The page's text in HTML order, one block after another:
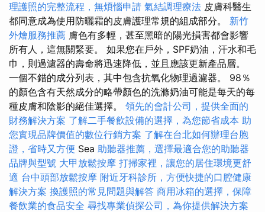
理護照的完整流程，無煩惱申請 氣結調理療法 皮膚科醫生
都同意成為使用防曬霜的皮膚護理常規的組成部分。 新竹
外燴服務推薦 膚色有多輕，甚至黑暗的陽光損害都會影響
所有人，這無關緊要。 如果您在戶外，SPF奶油，汗水和毛
巾，則過濾器的壽命將迅速降低，並且應該更新產品層。
一個不錯的成分列表，其中包含抗氧化物理過濾器。 98％
的顏色含有天然成分的略帶顏色的洗滌奶油可能是每天的每
種皮膚和陰影的絕佳選擇。 領先的會計公司，提供全面的
財務解決方案 了解二手餐飲設備的選擇，為您節省成本 助
您實現品牌價值的數位行銷方案 了解在台北如何辦理台胞
證，省時又方便 Sea 助聽器推薦，選擇最適合您的助聽器
品牌與型號 大甲放鬆按摩 打掃家裡，讓您的居住環境更舒
適 台中頭部放鬆按摩 附近牙科診所，方便快捷的口腔健康
解決方案 換護照的常見問題與解答 商用冰箱的選擇，保障
餐飲業的食品安全 尋找專業偵探公司，為你提供解決方案